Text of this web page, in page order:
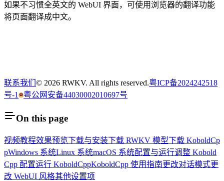
如果不习惯全英文的 WebUI 界面，可使用浏览器的翻译功能
将页面翻译成中文。
联系我们 © 2026 RWKV. All rights reserved.粤ICP备2024242518
号-1
粤公网安备44030002010697号
On this page
视频教程效果预览下载与安装下载 RWKV 模型下载 KoboldCp
pWindows 系统Linux 系统macOS 系统配置与运行调整 Kobold
Cpp 配置运行 KoboldCppKoboldCpp 使用指南更改对话模式更
改 WebUI 风格其他设置项